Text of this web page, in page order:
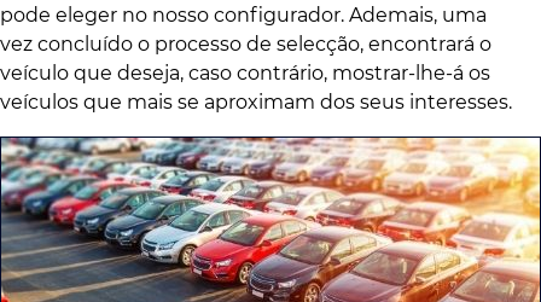
pode eleger no nosso configurador. Ademais, uma
vez concluído o processo de selecção, encontrará o
veículo que deseja, caso contrário, mostrar-lhe-á os
veículos que mais se aproximam dos seus interesses.